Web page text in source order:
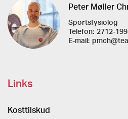
Peter Møller
Sportsfysiolog
Telefon: 2712-
E-mail:
Links
Kosttilskud